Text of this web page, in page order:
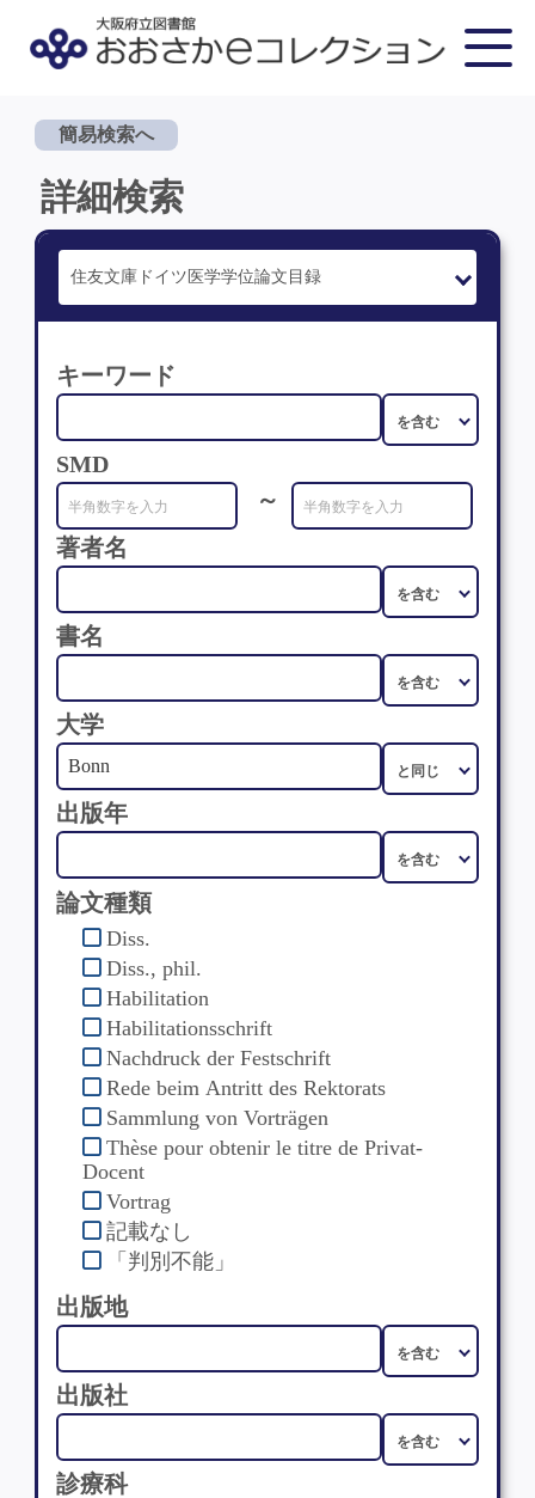
簡易検索へ
詳細検索
キーワード
SMD
～
著者名
書名
大学
出版年
論文種類
Diss.
Diss., phil.
Habilitation
Habilitationsschrift
Nachdruck der Festschrift
Rede beim Antritt des Rektorats
Sammlung von Vorträgen
Thèse pour obtenir le titre de Privat-
Docent
Vortrag
記載なし
「判別不能」
出版地
出版社
診療科